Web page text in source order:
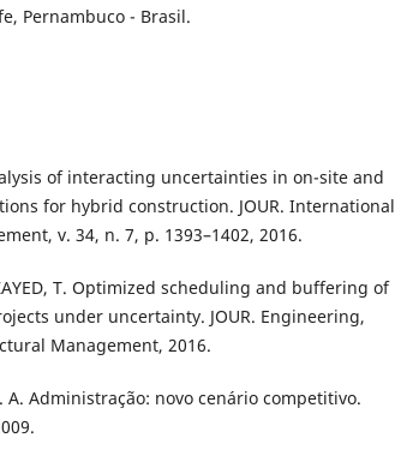
Pernambuco - Brasil.
of interacting uncertainties in on-site and
for hybrid construction. JOUR. International
v. 34, n. 7, p. 1393–1402, 2016.
T. Optimized scheduling and buffering of
under uncertainty. JOUR. Engineering,
Management, 2016.
A. Administração: novo cenário competitivo.